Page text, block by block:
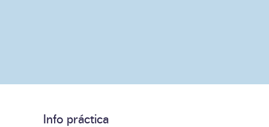
Info práctica